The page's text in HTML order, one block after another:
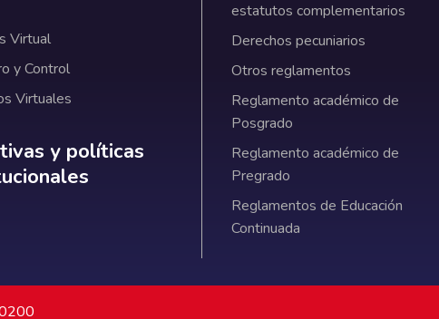
Virtual
y Control
Virtuales
y políticas institucionales
y políticas
estatutos complementarios
Derechos pecuniarios
Otros reglamentos
Reglamento académico de
Posgrado
Reglamento académico de
Pregrado
Reglamentos de Educación
Continuada